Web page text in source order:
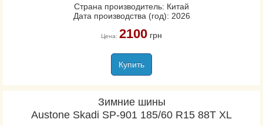
Страна производитель: Китай
Дата производства (год): 2026
Цена: 2100грн
Купить
Зимние шины
Austone Skadi SP-901 185/60 R15 88T XL